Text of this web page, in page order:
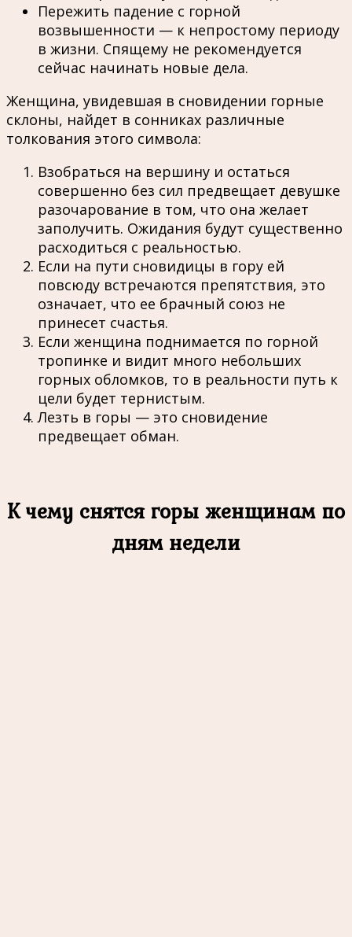
Пережить падение с горной
возвышенности — к непростому периоду
в жизни. Спящему не рекомендуется
сейчас начинать новые дела.
Женщина, увидевшая в сновидении горные
склоны, найдет в сонниках различные
толкования этого символа:
Взобраться на вершину и остаться
совершенно без сил предвещает девушке
разочарование в том, что она желает
заполучить. Ожидания будут существенно
расходиться с реальностью.
Если на пути сновидицы в гору ей
повсюду встречаются препятствия, это
означает, что ее брачный союз не
принесет счастья.
Если женщина поднимается по горной
тропинке и видит много небольших
горных обломков, то в реальности путь к
цели будет тернистым.
Лезть в горы — это сновидение
предвещает обман.
К чему снятся горы женщинам по
дням недели